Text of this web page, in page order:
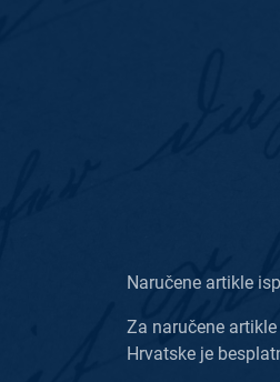
Naručene artikle
Za naručene
Hrvatske je